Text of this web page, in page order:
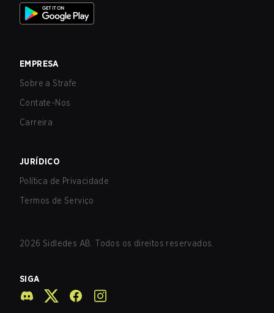
EMPRESA
Sobre a Strafe
Contate-Nos
Carreira
JURÍDICO
Política de Privacidade
Termos de Serviço
2026 Sidledes AB. Todos os direitos reservados.
SIGA